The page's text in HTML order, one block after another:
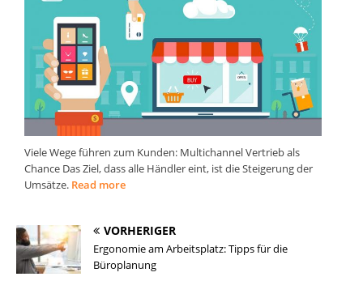
Viele Wege führen zum Kunden: Multichannel Vertrieb als
Chance Das Ziel, dass alle Händler eint, ist die Steigerung der
Umsätze. Read more
VORHERIGER
Ergonomie am Arbeitsplatz: Tipps für die
Büroplanung